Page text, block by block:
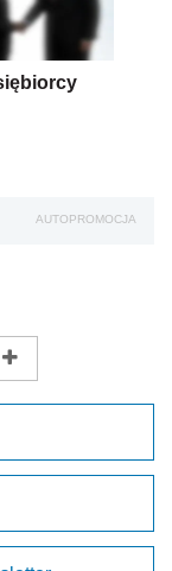
AUTOPROMOCJA